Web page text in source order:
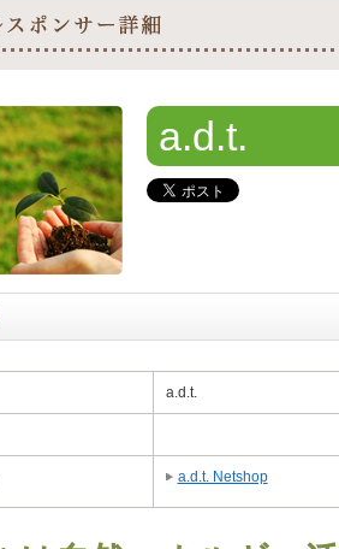
a.d.t.
a.d.t.
a.d.t. Netshop